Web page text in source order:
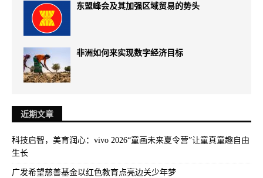
东盟峰会及其加强区域贸易的势头
非洲如何来实现数字经济目标
近期文章
科技启智，美育润心：vivo 2026“童画未来夏令营”让童真童趣自由
生长
广发希望慈善基金以红色教育点亮边关少年梦